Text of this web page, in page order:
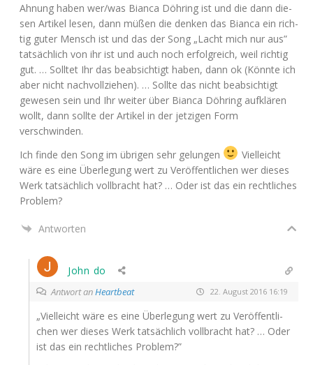
Ahnung haben wer/was Bian­ca Döh­ring ist und die dann die­
sen Arti­kel lesen, dann müßen die den­ken das Bian­ca ein rich­
tig guter Mensch ist und das der Song „Lacht mich nur aus”
tat­säch­lich von ihr ist und auch noch erfolg­reich, weil rich­tig
gut. … Soll­tet Ihr das beab­sich­tigt haben, dann ok (Könn­te ich
aber nicht nach­voll­zie­hen). … Soll­te das nicht beab­sich­tigt
gewe­sen sein und Ihr wei­ter über Bian­ca Döh­ring auf­klä­ren
wollt, dann soll­te der Arti­kel in der jet­zi­gen Form
verschwinden.
Ich fin­de den Song im übri­gen sehr gelun­gen
Viel­leicht
wäre es eine Über­le­gung wert zu Ver­öf­fent­li­chen wer die­ses
Werk tat­säch­lich voll­bracht hat? … Oder ist das ein recht­li­ches
Problem?
Antworten
John do
Antwort an Heartbeat 22. August 2016 16:19
„Viel­leicht wäre es eine Über­le­gung wert zu Ver­öf­fent­li­
chen wer die­ses Werk tat­säch­lich voll­bracht hat? … Oder
ist das ein recht­li­ches Problem?”